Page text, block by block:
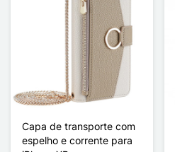
Capa de transporte com
espelho e corrente para